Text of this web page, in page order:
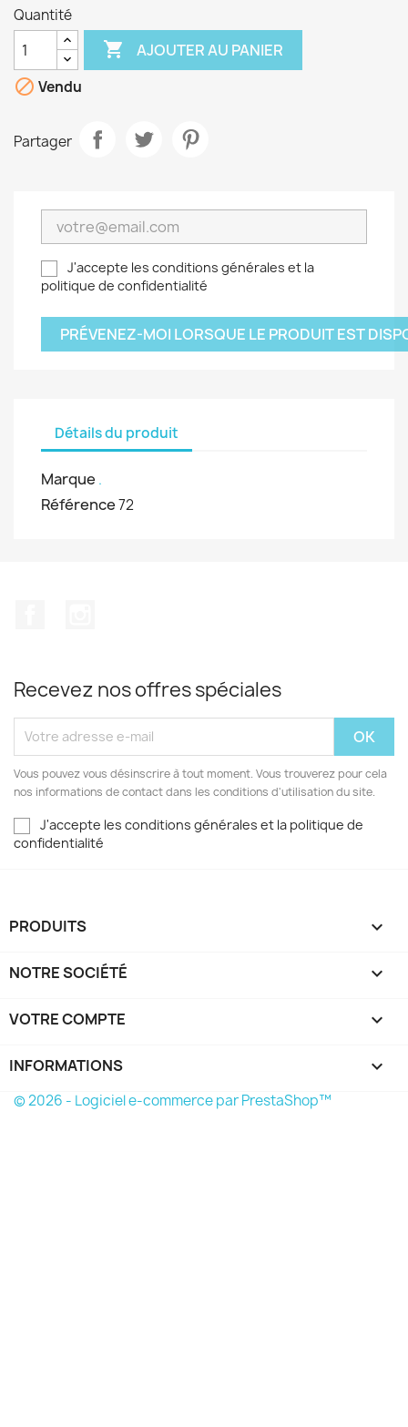
Quantité
 AJOUTER AU PANIER
 Vendu
Partager
J'accepte les conditions générales et la
politique de confidentialité
PRÉVENEZ-MOI LORSQUE LE PRODUIT EST
Détails du produit
Marque .
Référence72
Recevez nos offres spéciales
Vous pouvez vous désinscrire à tout moment. Vous trouverez pour cela
nos informations de contact dans les conditions d'utilisation du site.
J'accepte les conditions générales et la politique de
confidentialité
PRODUITS 
NOTRE SOCIÉTÉ 
VOTRE COMPTE 
INFORMATIONS keyboard_arrow_down
© 2026 - Logiciel e-commerce par PrestaShop™